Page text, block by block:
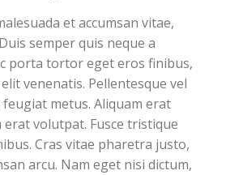
et accumsan vitae,
semper quis neque a
porta tortor eget eros finibus,
venenatis. Pellentesque vel
metus. Aliquam erat
volutpat. Fusce tristique
Cras vitae pharetra justo,
arcu. Nam eget nisi dictum,